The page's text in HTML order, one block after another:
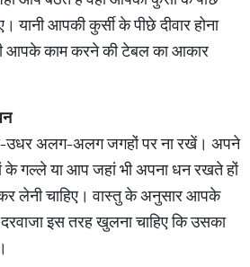
यानी आपकी कुर्सी के पीछे दीवार होना
आपके काम करने की टेबल का आकार
उधर अलग-अलग जगहों पर ना रखें। अपने
के गल्ले या आप जहां भी अपना धन रखते हों
लेनी चाहिए। वास्तु के अनुसार आपके
इस तरह खुलना चाहिए कि उसका